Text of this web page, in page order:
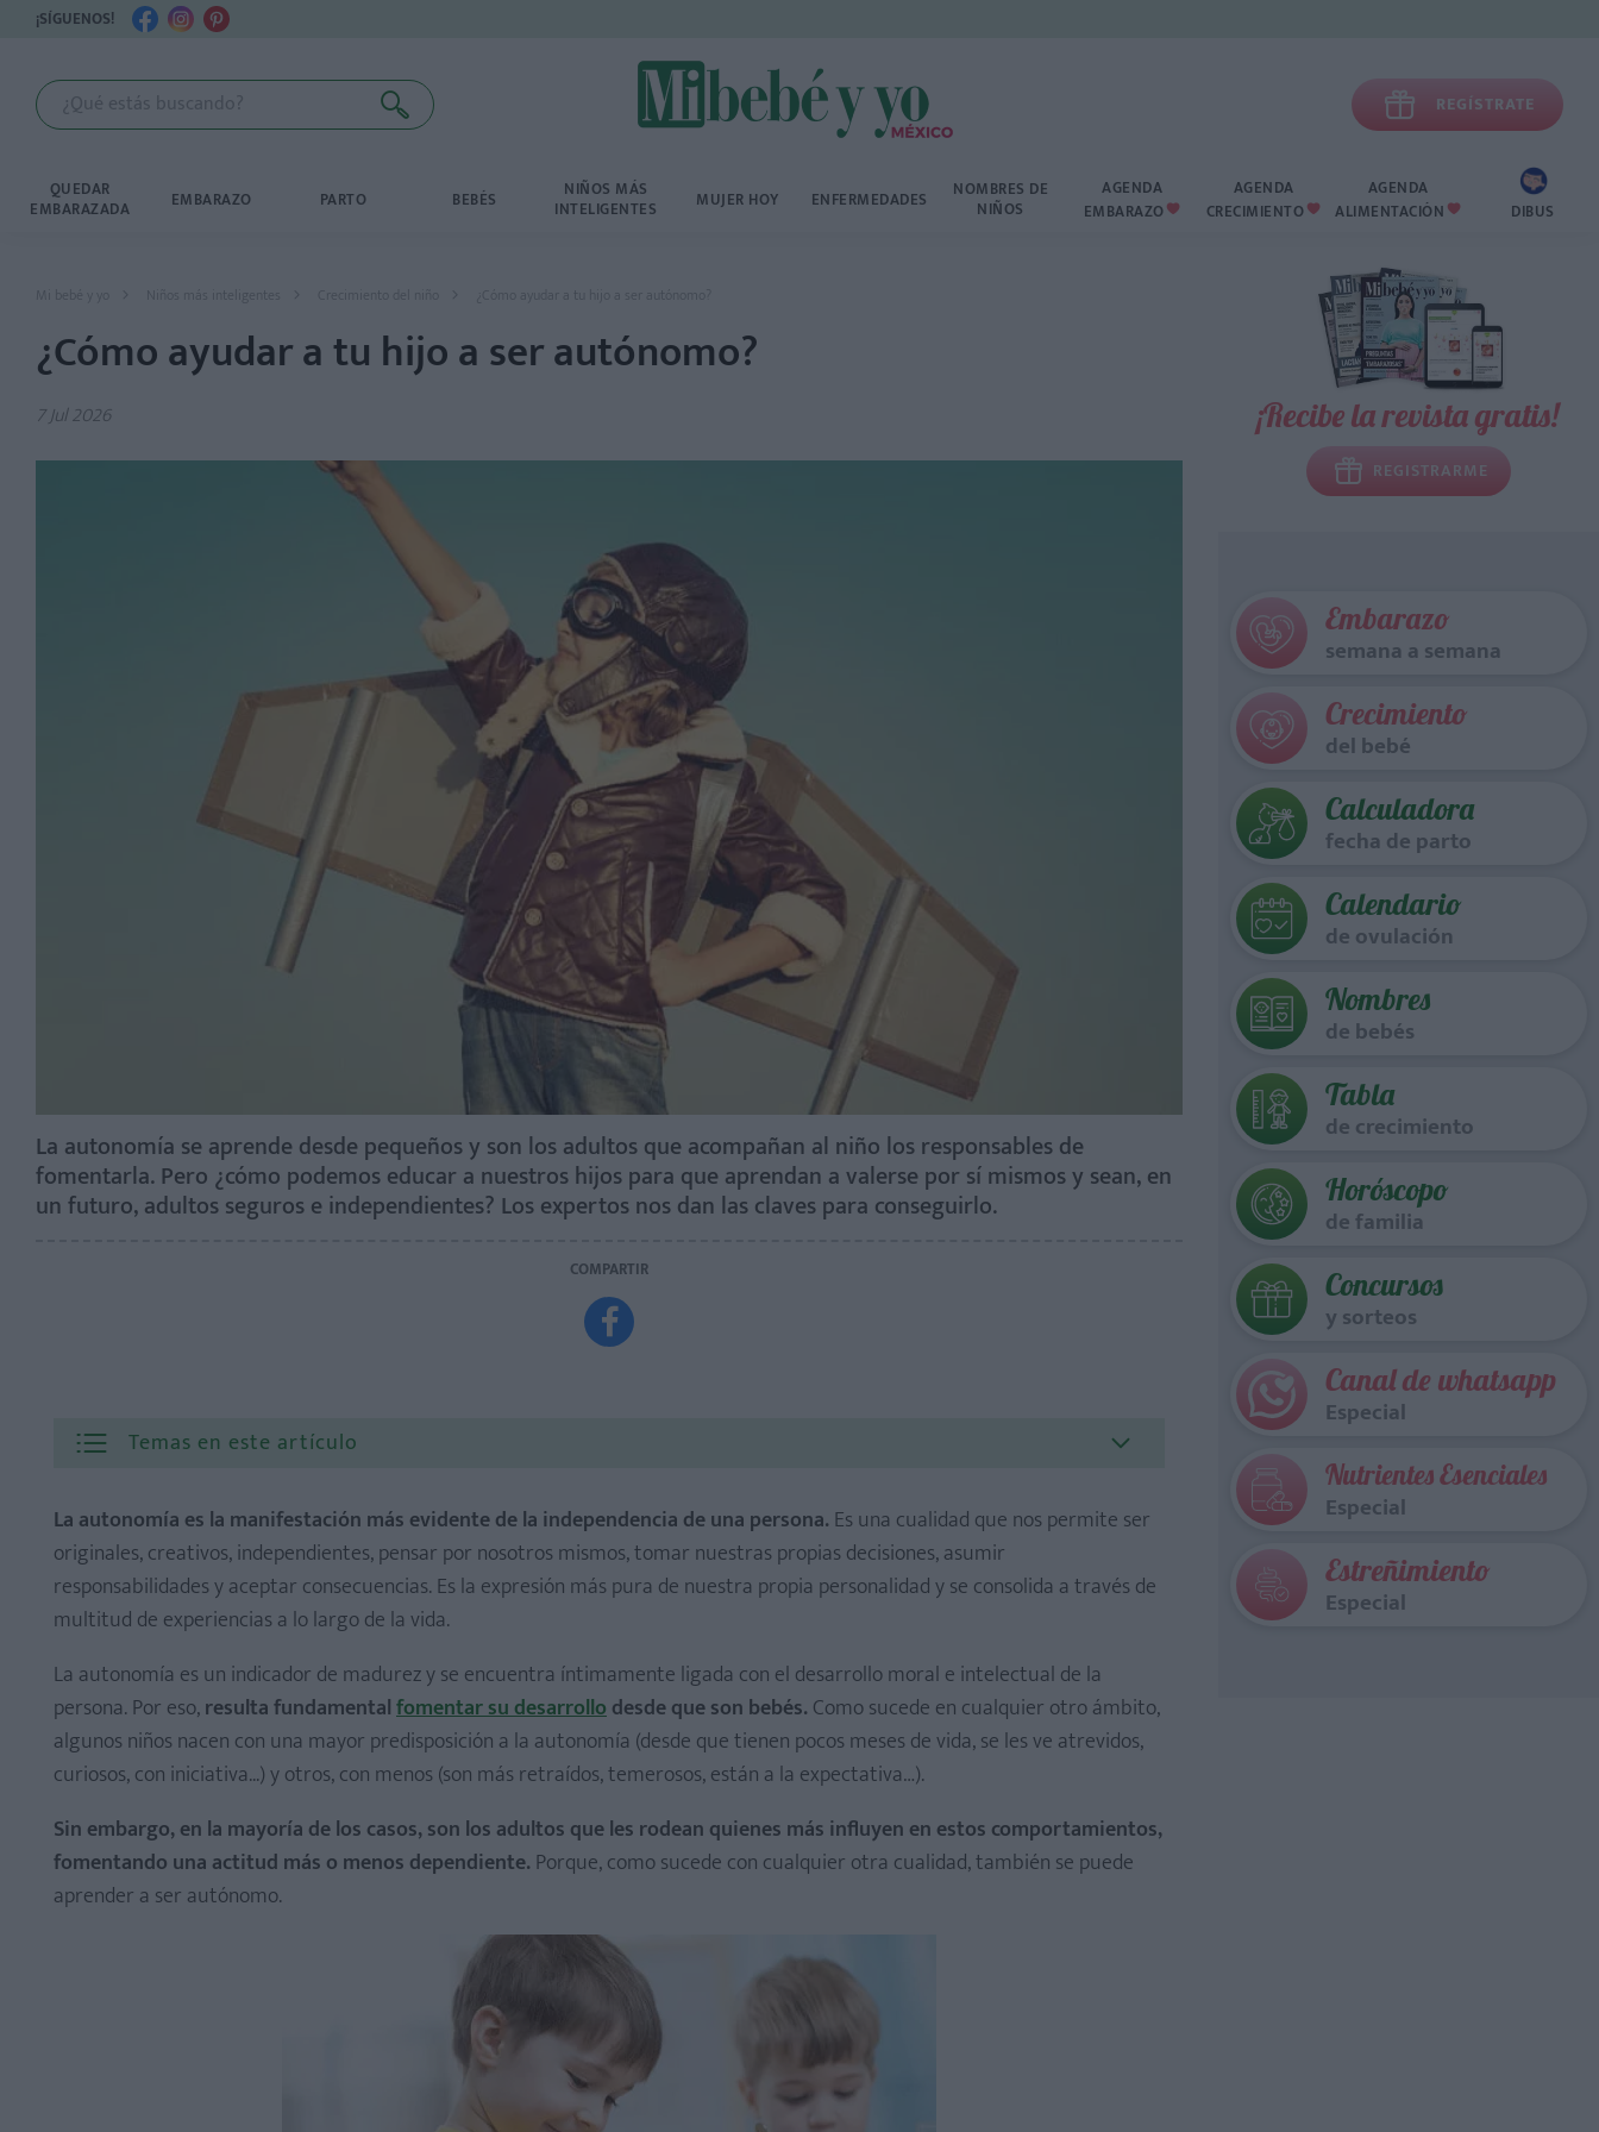
¡SÍGUENOS!
 REGÍSTRATE
QUEDAR
EMBARAZADA EMBARAZO PARTO BEBÉS NIÑOS MÁS
INTELIGENTES MUJER HOY ENFERMEDADES NOMBRES DE
NIÑOS
AGENDA
EMBARAZO 
AGENDA
CRECIMIENTO 
AGENDA
ALIMENTACIÓN  DIBUS
Mi bebé y yo Niños más inteligentes Crecimiento del niño ¿Cómo ayudar a tu hijo a ser autónomo?
¿Cómo ayudar a tu hijo a ser autónomo?
7 Jul 2026
La autonomía se aprende desde pequeños y son los adultos que acompañan al niño los responsables de
fomentarla. Pero ¿cómo podemos educar a nuestros hijos para que aprendan a valerse por sí mismos y sean, en
un futuro, adultos seguros e independientes? Los expertos nos dan las claves para conseguirlo.
COMPARTIR

Temas en este artículo
Hasta los 2 años
La autonomía es la manifestación más evidente de la independencia de una persona. Es una cualidad que nos permite ser
originales, creativos, independientes, pensar por nosotros mismos, tomar nuestras propias decisiones, asumir
responsabilidades y aceptar consecuencias. Es la expresión más pura de nuestra propia personalidad y se consolida a través de
multitud de experiencias a lo largo de la vida.
La autonomía es un indicador de madurez y se encuentra íntimamente ligada con el desarrollo moral e intelectual de la
persona. Por eso,resulta fundamentalfomentar su desarrollodesde que son bebés. Como sucede en cualquier otro ámbito,
algunos niños nacen con una mayor predisposición a la autonomía (desde que tienen pocos meses de vida, se les ve atrevidos,
curiosos, con iniciativa...) y otros, con menos (son más retraídos, temerosos, están a la expectativa…).
Sin embargo, en la mayoría de los casos, son los adultos que les rodean quienes más influyen en estos comportamientos,
fomentando una actitud más o menos dependiente. Porque, como sucede con cualquier otra cualidad, también se puede
aprender a ser autónomo.
¡Recibe la revista gratis!
REGISTRARME
Embarazo
semana a semana
Crecimiento
del bebé
Calculadora
fecha de parto
Calendario
de ovulación
Nombres
de bebés
Tabla
de crecimiento
Horóscopo
de familia
Concursos
y sorteos
Canal de whatsapp
Especial
Nutrientes Esenciales
Especial
Estreñimiento
Especial